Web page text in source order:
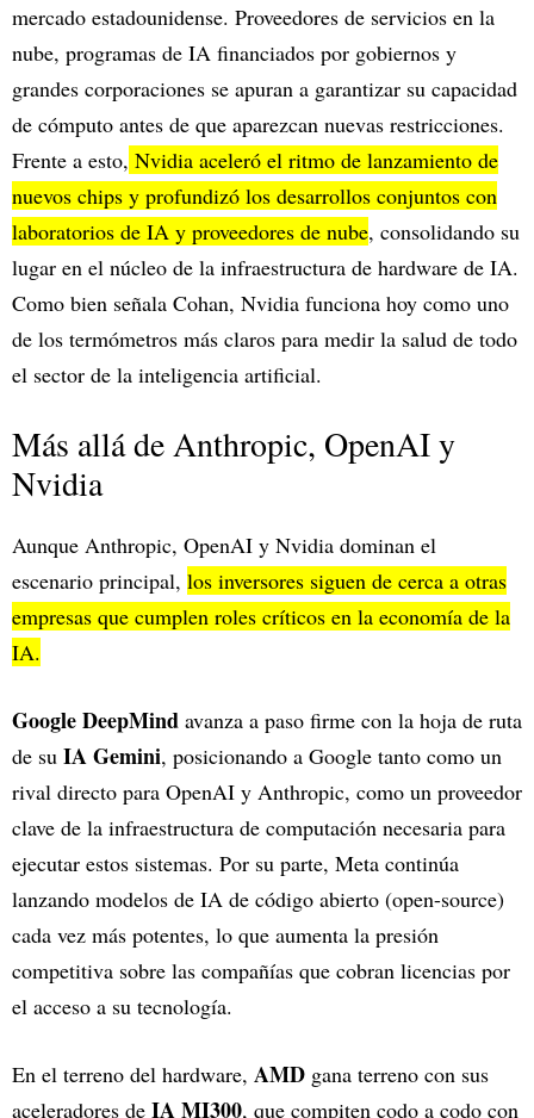
mercado estadounidense. Proveedores de servicios en la
nube, programas de IA financiados por gobiernos y
grandes corporaciones se apuran a garantizar su capacidad
de cómputo antes de que aparezcan nuevas restricciones.
Frente a esto, Nvidia aceleró el ritmo de lanzamiento de
nuevos chips y profundizó los desarrollos conjuntos con
laboratorios de IA y proveedores de nube, consolidando su
lugar en el núcleo de la infraestructura de hardware de IA.
Como bien señala Cohan, Nvidia funciona hoy como uno
de los termómetros más claros para medir la salud de todo
el sector de la inteligencia artificial.
Más allá de Anthropic, OpenAI y
Nvidia
Aunque Anthropic, OpenAI y Nvidia dominan el
escenario principal, los inversores siguen de cerca a otras
empresas que cumplen roles críticos en la economía de la
IA.
Google DeepMind avanza a paso firme con la hoja de ruta
de su IA Gemini, posicionando a Google tanto como un
rival directo para OpenAI y Anthropic, como un proveedor
clave de la infraestructura de computación necesaria para
ejecutar estos sistemas. Por su parte, Meta continúa
lanzando modelos de IA de código abierto (open-source)
cada vez más potentes, lo que aumenta la presión
competitiva sobre las compañías que cobran licencias por
el acceso a su tecnología.
En el terreno del hardware, AMD gana terreno con sus
aceleradores de IA MI300, que compiten codo a codo con